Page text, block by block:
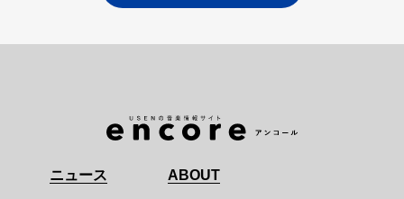
ニュース ABOUT